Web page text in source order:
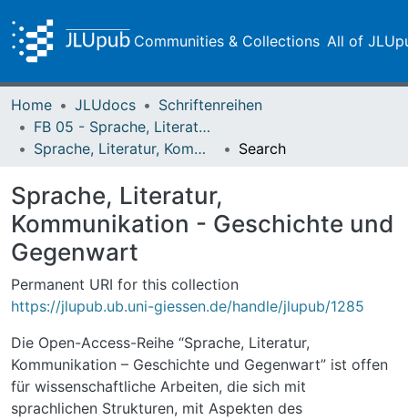
Communities & Collections All of
Home JLUdocs
Schriftenreihen
FB 05 - Sprache, Literatur, Kultur
Sprache, Literatur, Kommunikation - Geschichte und Gegenwart
Search
Sprache, Literatur,
Kommunikation - Geschichte und
Gegenwart
Permanent URI for this collection
https://jlupub.ub.uni-giessen.de/handle/jlupub/1285
Die Open-Access-Reihe “Sprache, Literatur,
Kommunikation – Geschichte und Gegenwart” ist offen
für wissenschaftliche Arbeiten, die sich mit
sprachlichen Strukturen, mit Aspekten des